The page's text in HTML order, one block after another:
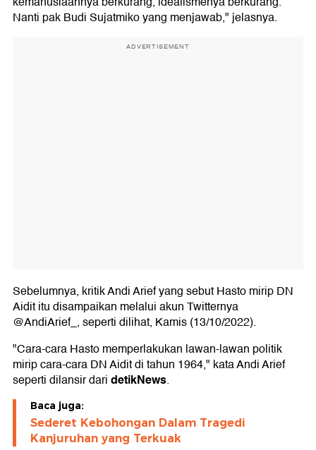
Nanti pak Budi Sujatmiko yang menjawab," jelasnya.
ADVERTISEMENT
Sebelumnya, kritik Andi Arief yang sebut Hasto mirip DN
Aidit itu disampaikan melalui akun Twitternya
@AndiArief_, seperti dilihat, Kamis (13/10/2022).
"Cara-cara Hasto memperlakukan lawan-lawan politik
mirip cara-cara DN Aidit di tahun 1964," kata Andi Arief
seperti dilansir daridetikNews.
Baca juga:
Sederet Kebohongan Dalam Tragedi
Kanjuruhan yang Terkuak